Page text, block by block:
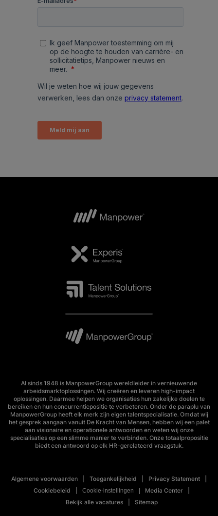
Al sinds 1948 is ManpowerGroup wereldleider in vernieuwende
arbeidsmarktoplossingen. Wij creëren en leveren high-impact
oplossingen. Daarmee helpen we organisaties hun zakelijke doelen te
bereiken en hun concurrentiepositie te verbeteren. Onder de paraplu van
ManpowerGroup heeft elk merk zijn eigen talentspecialisatie. Omdat wij
het gesprek aangaan vanuit De Kracht van Mensen, hebben wij een palet
aan visionaire en operationele antwoorden en weten wij onze
specialisaties op een slimme manier te verbinden. Onze totaalpropositie
biedt een antwoord op elk HR-gerelateerd vraagstuk.
Algemene voorwaarden Toegankelijkheid
Privacy Statement
Cookiebeleid
Cookie-instellingen
Media Center
Bekijk alle vacatures
Sitemap